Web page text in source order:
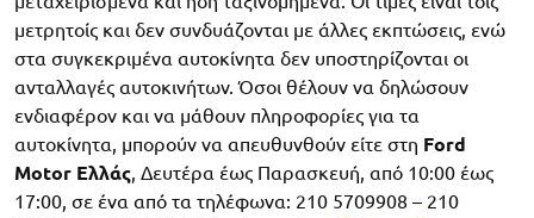
μετρητοίς και δεν συνδυάζονται με άλλες εκπτώσεις, ενώ
στα συγκεκριμένα αυτοκίνητα δεν υποστηρίζονται οι
ανταλλαγές αυτοκινήτων. Όσοι θέλουν να δηλώσουν
ενδιαφέρον και να μάθουν πληροφορίες για τα
αυτοκίνητα, μπορούν να απευθυνθούν είτε στη Ford
Motor Ελλάς, Δευτέρα έως Παρασκευή, από 10:00 έως
17:00, σε ένα από τα τηλέφωνα: 210 5709908 – 210